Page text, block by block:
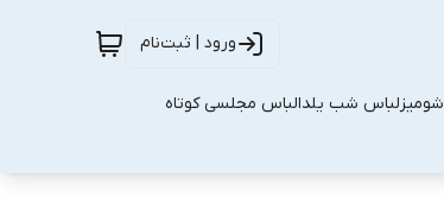
ورود | ثبت‌نام
شومیزلباس شب یلدالباس مجلسی کوتاه